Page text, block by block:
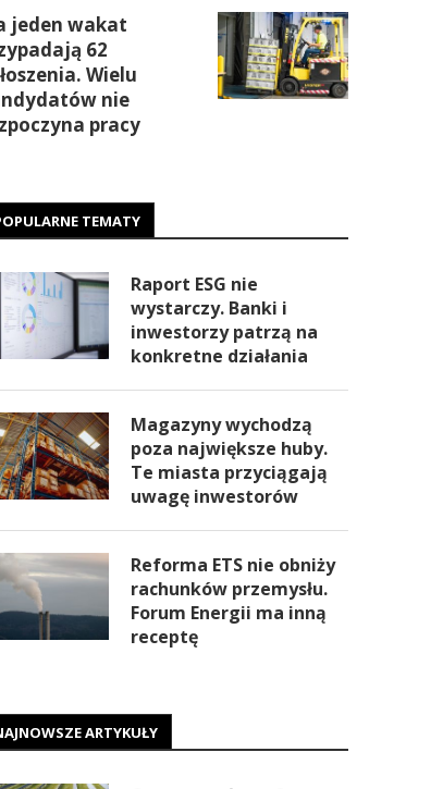
jeden wakat
62
Wielu
nie
pracy
TEMATY
Raport ESG nie
wystarczy. Banki i
inwestorzy patrzą na
konkretne działania
Magazyny wychodzą
poza największe huby.
Te miasta przyciągają
uwagę inwestorów
Reforma ETS nie obniży
rachunków przemysłu.
Forum Energii ma inną
receptę
ARTYKUŁY